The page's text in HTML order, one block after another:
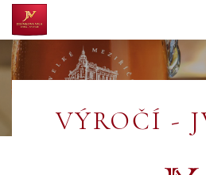
VÝROČÍ -